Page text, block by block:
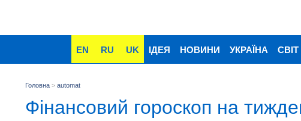
EN RU UK ІДЕЯ НОВИНИ УКРАЇНА СВІТ
Головна > automat
Фінансовий гороскоп на